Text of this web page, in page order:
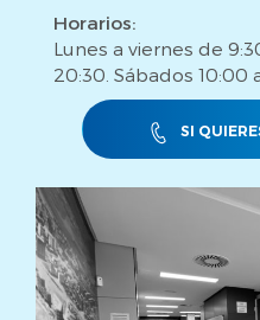
Horarios:
Lunes a viernes de
20:30. Sábados 10:00
SI